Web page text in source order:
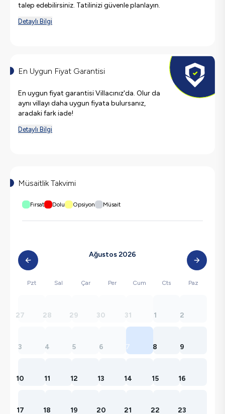
talep edebilirsiniz. Tatilinizi güvenle planlayın.
Detaylı Bilgi
En Uygun Fiyat Garantisi
En uygun fiyat garantisi Villacınız'da. Olur da
aynı villayı daha uygun fiyata bulursanız,
aradaki fark iade!
Detaylı Bilgi
Müsaitlik Takvimi
Fırsat Dolu Opsiyon Müsait
Ağustos 2026
Pzt Sal Çar Per Cum Cts Paz
27 28 29 30 31 1 2
3 4 5 6 7 8 9
10 11 12 13 14 15 16
17 18 19 20 21 22 23